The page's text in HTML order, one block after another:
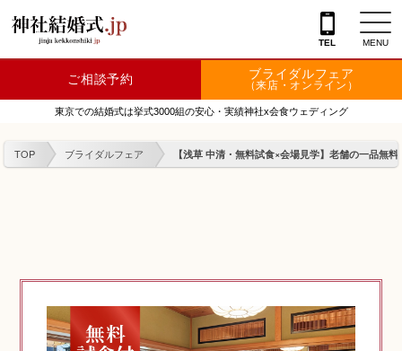
TEL MENU
神社を探す
会場を探す
衣裳
特典
フォトプラン
ご相談予約 ブライダルフェア
（来店・オンライン）
東京での結婚式は挙式3000組の安心・実績神社x会食ウェディング
TOP ブライダルフェア 【浅草 中清・無料試食×会場見学】老舗の一品無